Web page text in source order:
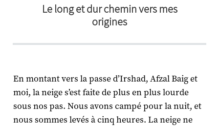
Le long et dur chemin vers mes
origines​
En montant vers la passe d’Irshad, Afzal Baig et
moi, la neige s’est faite de plus en plus lourde
sous nos pas. Nous avons campé pour la nuit, et
nous sommes levés à cinq heures. La neige ne